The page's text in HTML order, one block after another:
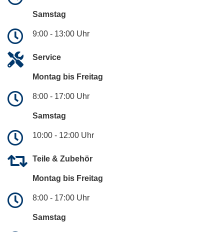
Samstag
9:00 - 13:00 Uhr
Service
Montag bis Freitag
8:00 - 17:00 Uhr
Samstag
10:00 - 12:00 Uhr
Teile & Zubehör
Montag bis Freitag
8:00 - 17:00 Uhr
Samstag